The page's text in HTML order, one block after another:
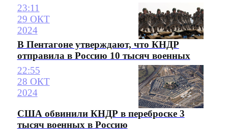
23:11
29 ОКТ
2024
В Пентагоне утверждают, что КНДР
отправила в Россию 10 тысяч военных
22:55
28 ОКТ
2024
США обвинили КНДР в переброске 3
тысяч военных в Россию